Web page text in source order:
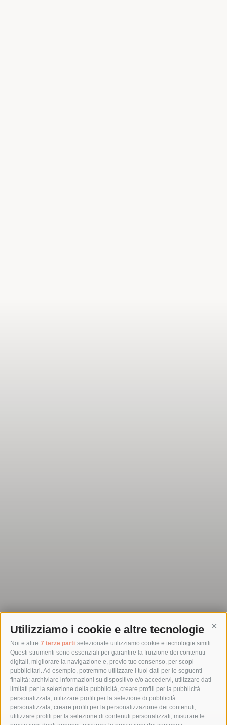
Utilizziamo i cookie e altre tecnologie
Noi e altre 7 terze parti selezionate utilizziamo cookie e tecnologie simili.
Questi strumenti sono essenziali per garantire la fruizione dei contenuti
digitali, migliorare la navigazione e, previo tuo consenso, per scopi
pubblicitari. Ad esempio, potremmo utilizzare i tuoi dati per le seguenti
finalità: archiviare informazioni su dispositivo e/o accedervi, utilizzare dati
limitati per la selezione della pubblicità, creare profili per la pubblicità
personalizzata, utilizzare profili per la selezione di pubblicità
personalizzata, creare profili per la personalizzazione dei contenuti,
utilizzare profili per la selezione di contenuti personalizzati, misurare le